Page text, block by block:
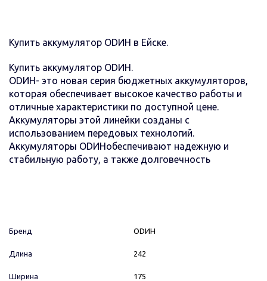
Купить аккумулятор ОDИН в Ейске.
Купить аккумулятор ОDИН.
ОDИН- это новая серия бюджетных аккумуляторов,
которая обеспечивает высокое качество работы и
отличные характеристики по доступной цене.
Аккумуляторы этой линейки созданы с
использованием передовых технологий.
Аккумуляторы ОDИНобеспечивают надежную и
стабильную работу, а также долговечность
Бренд ОDИН
Длина 242
Ширина 175